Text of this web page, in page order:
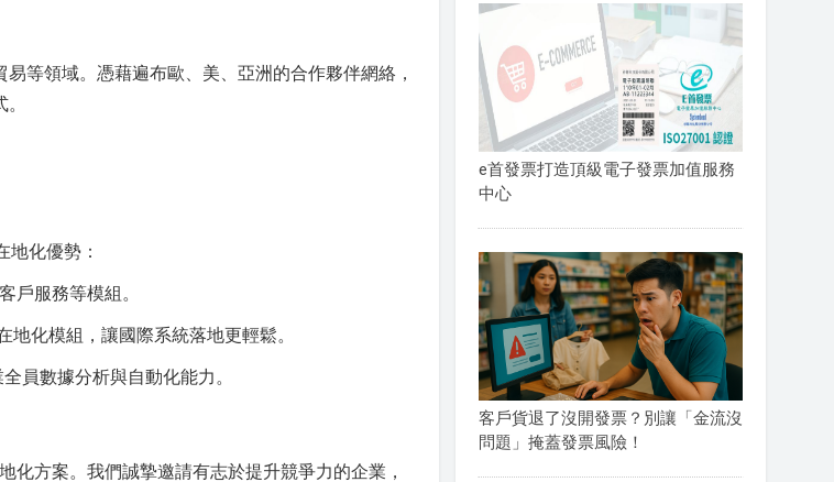
等領域。憑藉遍布歐、美、亞洲的合作夥伴網絡，
化優勢：
戶服務等模組。
化模組，讓國際系統落地更輕鬆。
員數據分析與自動化能力。
化方案。我們誠摯邀請有志於提升競爭力的企業，
e首發票打造頂級電子發票加值服務
中心
客戶貨退了沒開發票？別讓「金流沒
問題」掩蓋發票風險！